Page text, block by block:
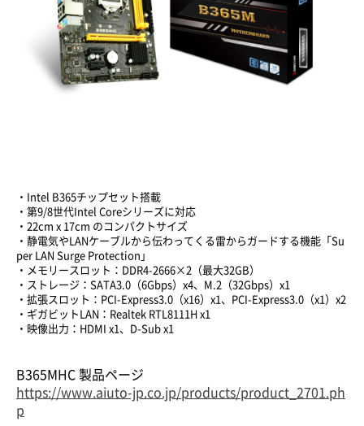
・Intel B365チップセット搭載
・第9/8世代Intel Coreシリーズに対応
・22cm x 17cm のコンパクトサイズ
・静電気やLANケーブルから伝わってくる雷からガードする機能「Su
per LAN Surge Protection」
・メモリースロット：DDR4-2666×2（最大32GB）
・ストレージ：SATA3.0（6Gbps）x4、M.2（32Gbps）x1
・拡張スロット：PCI-Express3.0（x16）x1、PCI-Express3.0（x1）x2
・ギガビットLAN：Realtek RTL8111H x1
・映像出力：HDMI x1、D-Sub x1
B365MHC 製品ページ
https://www.aiuto-jp.co.jp/products/product_2701.ph
p